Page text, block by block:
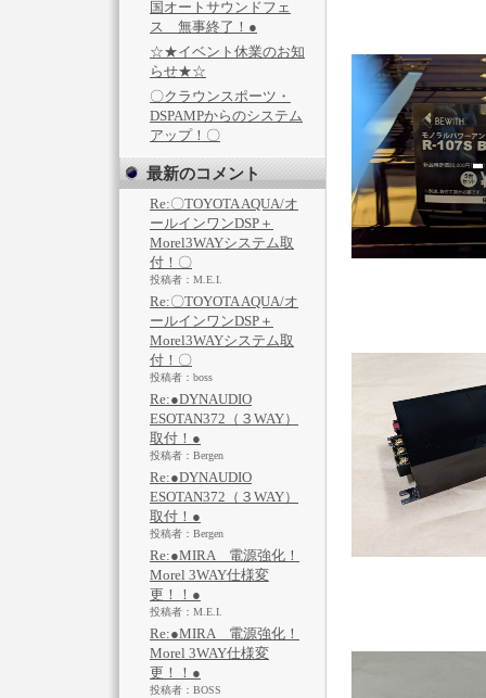
国オートサウンドフェ
ス 無事終了！●
☆★イベント休業のお知
らせ★☆
〇クラウンスポーツ・
DSPAMPからのシステム
アップ！〇
最新のコメント
Re:〇TOYOTA AQUA/オ
ールインワンDSP＋
Morel3WAYシステム取
付！〇
投稿者：M.E.I.
Re:〇TOYOTA AQUA/オ
ールインワンDSP＋
Morel3WAYシステム取
付！〇
投稿者：boss
Re:●DYNAUDIO
ESOTAN372（３WAY）
取付！●
投稿者：Bergen
Re:●DYNAUDIO
ESOTAN372（３WAY）
取付！●
投稿者：Bergen
Re:●MIRA 電源強化！
Morel 3WAY仕様変
更！！●
投稿者：M.E.I.
Re:●MIRA 電源強化！
Morel 3WAY仕様変
更！！●
投稿者：BOSS